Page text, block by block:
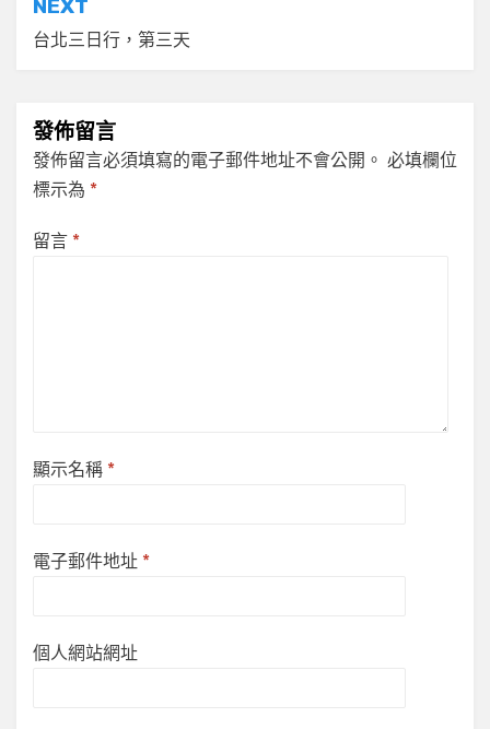
覽
NEXT
台北三日行，第三天
發佈留言
發佈留言必須填寫的電子郵件地址不會公開。 必填欄位
標示為 *
留言 *
顯示名稱 *
電子郵件地址 *
個人網站網址